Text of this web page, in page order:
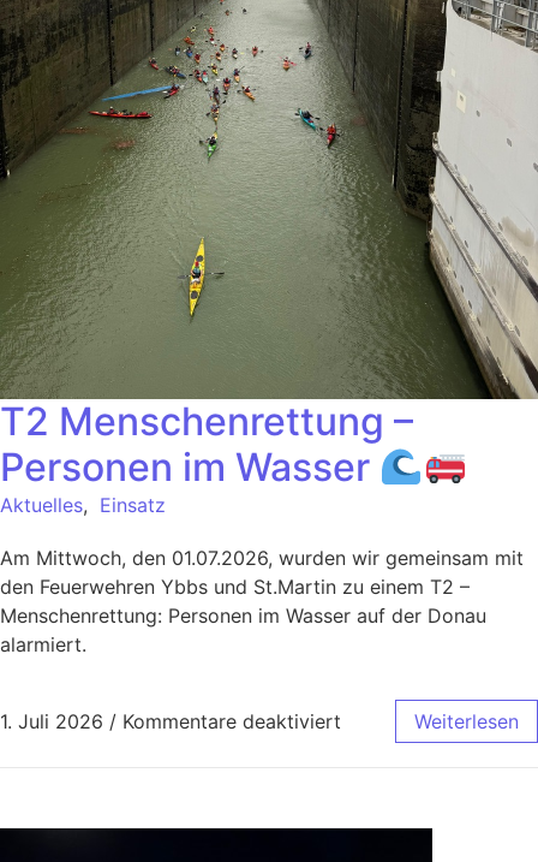
T2 Menschenrettung –
Personen im Wasser
Aktuelles, Einsatz
Am Mittwoch, den 01.07.2026, wurden wir gemeinsam mit
den Feuerwehren Ybbs und St.Martin zu einem T2 –
Menschenrettung: Personen im Wasser auf der Donau
alarmiert.
1. Juli 2026 / Kommentare deaktiviert Weiterlesen